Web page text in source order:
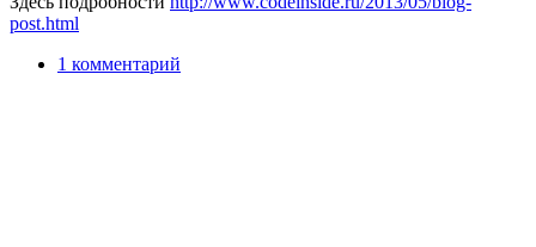
post.html
1 комментарий